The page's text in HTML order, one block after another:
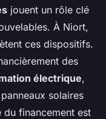
jouent un rôle clé
À Niort,
ces dispositifs.
des
électrique,
solaires
du financement est